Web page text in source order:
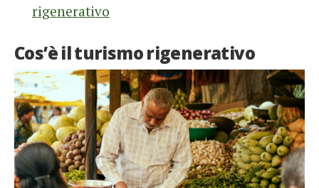
rigenerativo
Cos’è il turismo rigenerativo